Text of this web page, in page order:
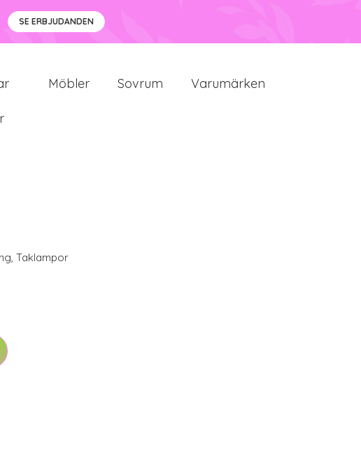
SE ERBJUDANDEN
Möbler Sovrum Varumärken
, Taklampor